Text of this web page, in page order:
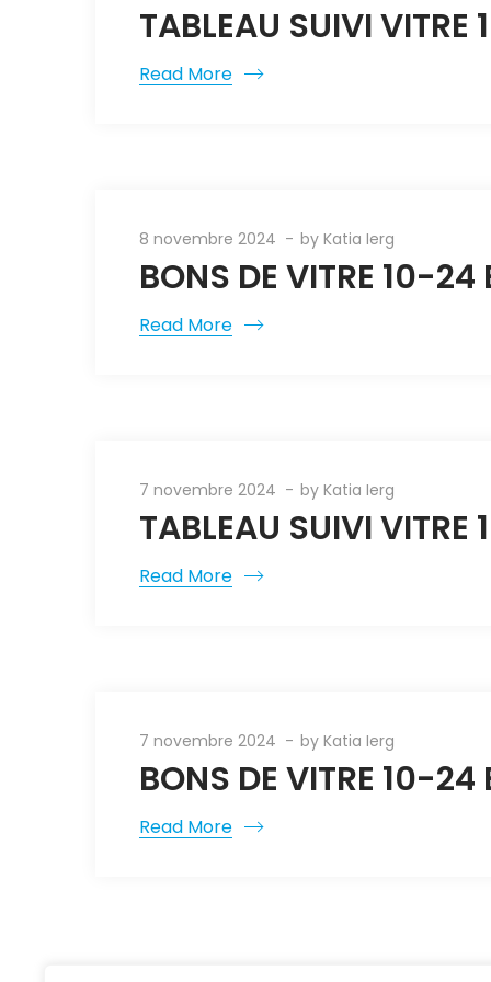
TABLEAU SUIVI
Read More
8 novembre 2024 by Katia Ierg
BONS DE VITRE 10-24
Read More
7 novembre 2024 by Katia Ierg
TABLEAU SUIVI
Read More
7 novembre 2024 by Katia Ierg
BONS DE VITRE 10-24
Read More